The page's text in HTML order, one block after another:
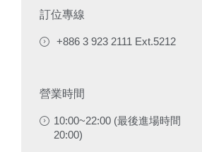
訂位專線
+886 3 923 2111 Ext.5212
營業時間
10:00~22:00 (最後進場時間
20:00)